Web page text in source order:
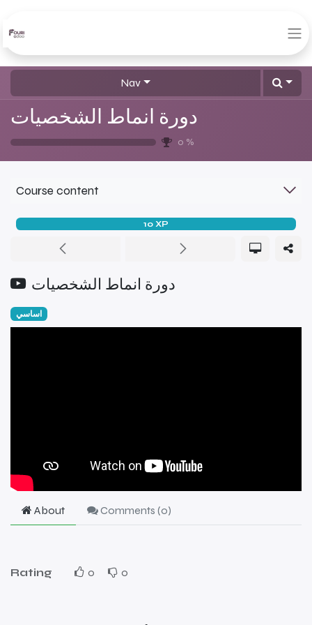
Nav
دورة انماط الشخصيات
0 %
Course content
دورة انماط الشخصيات
10 XP
اساسي
About Comments (0)
Rating 0 0